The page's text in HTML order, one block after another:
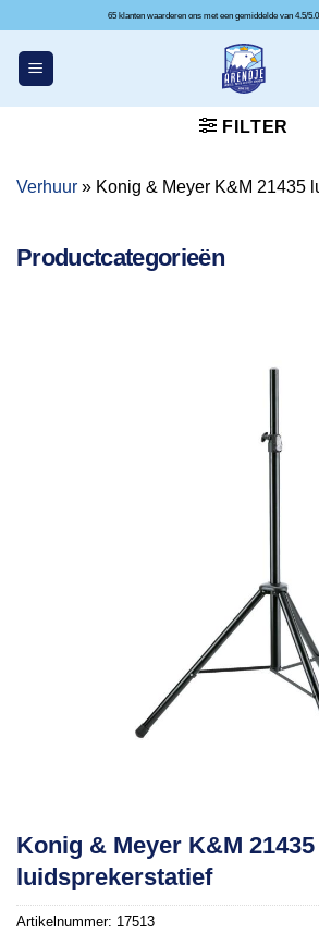
inhoud
65 klanten waarderen ons met
FILTER
Verhuur » Konig & Meyer K&M 21435
Productcategorieën
Konig & Meyer K&M 21435
luidsprekerstatief
Artikelnummer: 17513